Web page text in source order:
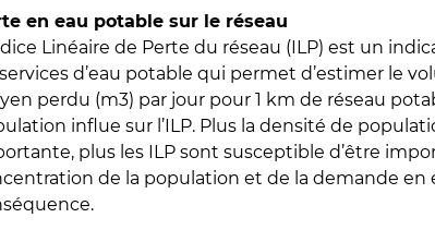
en eau potable sur le réseau
Linéaire de Perte du réseau (ILP) est un
services d’eau potable qui permet d’estimer le
perdu (m3) par jour pour 1 km de réseau
influe sur l’ILP. Plus la densité de
plus les ILP sont susceptible d’être
de la population et de la demande en